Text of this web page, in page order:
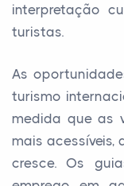
interpretação
turistas.
As
turismo
medida que as
mais
cresce. Os